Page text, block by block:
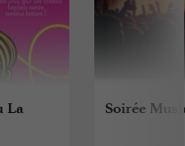
La
Soirée